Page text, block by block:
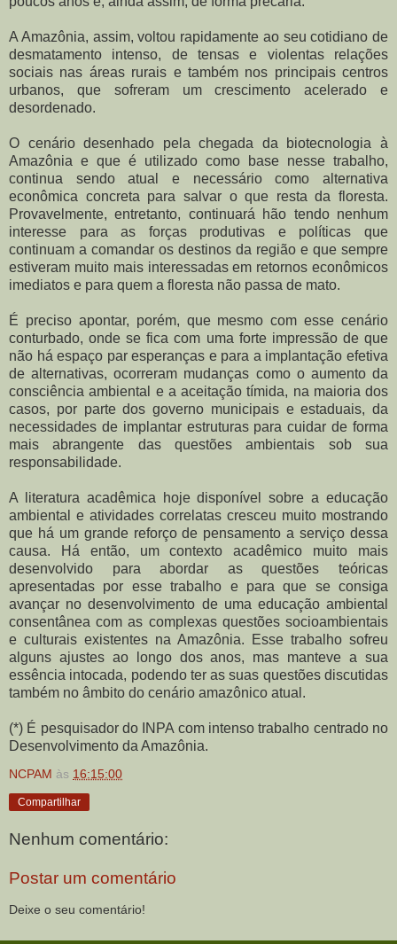
A Amazônia, assim, voltou rapidamente ao seu cotidiano de
desmatamento intenso, de tensas e violentas relações
sociais nas áreas rurais e também nos principais centros
urbanos, que sofreram um crescimento acelerado e
desordenado.
O cenário desenhado pela chegada da biotecnologia à
Amazônia e que é utilizado como base nesse trabalho,
continua sendo atual e necessário como alternativa
econômica concreta para salvar o que resta da floresta.
Provavelmente, entretanto, continuará hão tendo nenhum
interesse para as forças produtivas e políticas que
continuam a comandar os destinos da região e que sempre
estiveram muito mais interessadas em retornos econômicos
imediatos e para quem a floresta não passa de mato.
É preciso apontar, porém, que mesmo com esse cenário
conturbado, onde se fica com uma forte impressão de que
não há espaço par esperanças e para a implantação efetiva
de alternativas, ocorreram mudanças como o aumento da
consciência ambiental e a aceitação tímida, na maioria dos
casos, por parte dos governo municipais e estaduais, da
necessidades de implantar estruturas para cuidar de forma
mais abrangente das questões ambientais sob sua
responsabilidade.
A literatura acadêmica hoje disponível sobre a educação
ambiental e atividades correlatas cresceu muito mostrando
que há um grande reforço de pensamento a serviço dessa
causa. Há então, um contexto acadêmico muito mais
desenvolvido para abordar as questões teóricas
apresentadas por esse trabalho e para que se consiga
avançar no desenvolvimento de uma educação ambiental
consentânea com as complexas questões socioambientais
e culturais existentes na Amazônia. Esse trabalho sofreu
alguns ajustes ao longo dos anos, mas manteve a sua
essência intocada, podendo ter as suas questões discutidas
também no âmbito do cenário amazônico atual.
(*) É pesquisador do INPA com intenso trabalho centrado no
Desenvolvimento da Amazônia.
NCPAM às 16:15:00
Compartilhar
Nenhum comentário:
Postar um comentário
Deixe o seu comentário!